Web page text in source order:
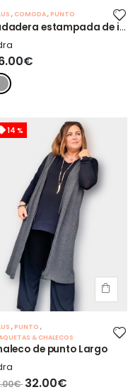
, COMODA,PUNTO
Sudadera estampada de iNDRA gris
14 %
,PUNTO ,
& CHALECOS
de punto Largo
32.00€